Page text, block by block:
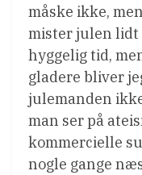
måske ikke,
mister julen lidt
hyggelig tid,
gladere bliver
julemanden
man ser på
kommercielle
nogle gange